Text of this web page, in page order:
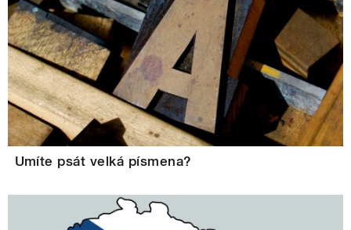
Umíte psát velká písmena?